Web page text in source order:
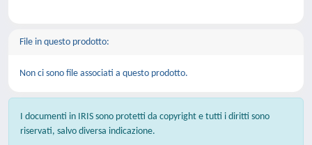
File in questo prodotto:
Non ci sono file associati a questo prodotto.
I documenti in IRIS sono protetti da copyright e tutti i diritti sono
riservati, salvo diversa indicazione.